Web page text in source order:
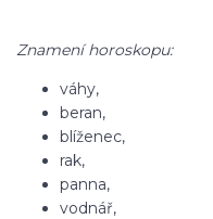
Znamení horoskopu:
váhy,
beran,
blíženec,
rak,
panna,
vodnář,